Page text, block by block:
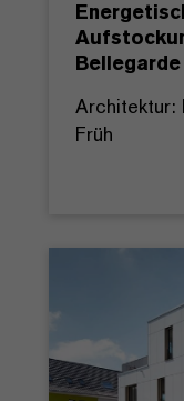
Architektur:
Früh